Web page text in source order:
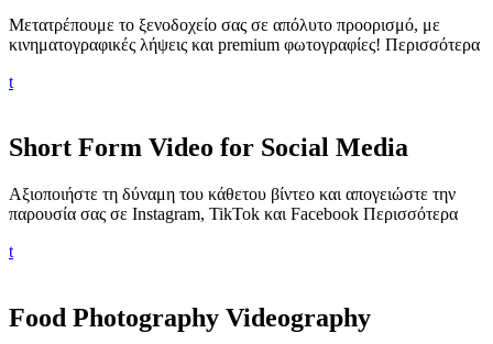
Μετατρέπουμε το ξενοδοχείο σας σε απόλυτο προορισμό, με
κινηματογραφικές λήψεις και premium φωτογραφίες! Περισσότερα
t
Short Form Video for Social Media
Αξιοποιήστε τη δύναμη του κάθετου βίντεο και απογειώστε την
παρουσία σας σε Instagram, TikTok και Facebook Περισσότερα
t
Food Photography Videography